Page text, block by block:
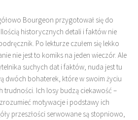
Bourgeon przygotował się do
historycznych detali i faktów nie
Po lekturze czułem się lekko
nie jest to komiks na jeden wieczór. Ale
suchych dat i faktów, nuda jest tu
dwóch bohaterek, które w swoim życiu
trudności. Ich losy budzą ciekawość –
motywacje i podstawy ich
przeszłości serwowane są stopniowo,